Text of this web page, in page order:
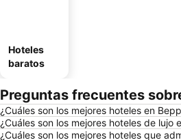
Hoteles
baratos
Preguntas frecuentes
¿Cuáles son los mejores hoteles en
¿Cuáles son los mejores hoteles de lujo
¿Cuáles son los mejores hoteles que